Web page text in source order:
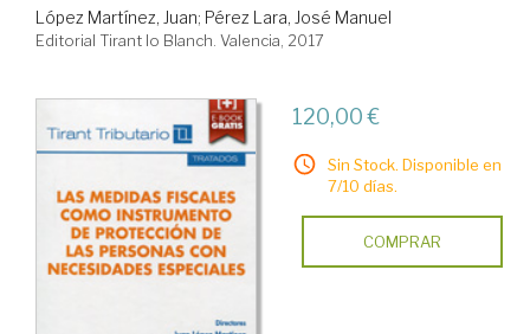
López Martínez, Juan; Pérez Lara, José Manuel
Editorial Tirant lo Blanch. Valencia, 2017
120,00 €
Sin Stock. Disponible en
7/10 días.
COMPRAR